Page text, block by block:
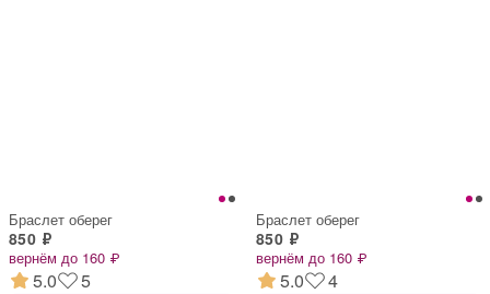
Браслет оберег
850 ₽
вернём до 160 ₽
5.0 5
Браслет оберег
850 ₽
вернём до 160 ₽
5.0 4